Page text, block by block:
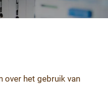
over het gebruik van